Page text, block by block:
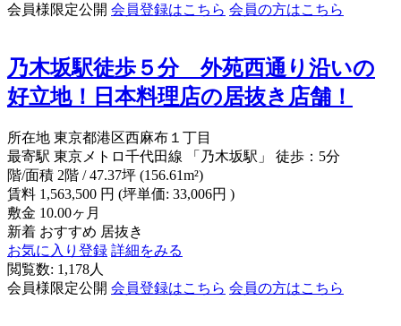
会員様限定公開 会員登録はこちら 会員の方はこちら
乃木坂駅徒歩５分 外苑西通り沿いの
好立地！日本料理店の居抜き店舗！
所在地 東京都港区西麻布１丁目
最寄駅 東京メトロ千代田線 「乃木坂駅」 徒歩：5分
階/面積 2階 / 47.37坪 (156.61m²)
賃料 1,563,500 円 (坪単価: 33,006円 )
敷金 10.00ヶ月
新着 おすすめ 居抜き
お気に入り登録 詳細をみる
閲覧数: 1,178人
会員様限定公開 会員登録はこちら 会員の方はこちら